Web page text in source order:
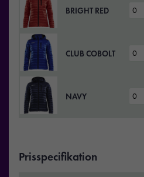
BRIGHT RED
CLUB COBOLT
NAVY
Prisspecifikation